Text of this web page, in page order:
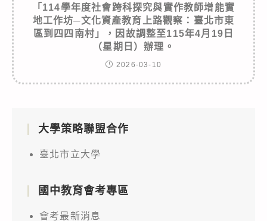
「114學年度社會跨科探究與實作教師增能實
地工作坊─文化資產教育上路觀察：臺北市東
區到四四南村」，因故調整至115年4月19日
（星期日）辦理。
2026-03-10
大學策略聯盟合作
臺北市立大學
國中教育會考專區
會考最新消息